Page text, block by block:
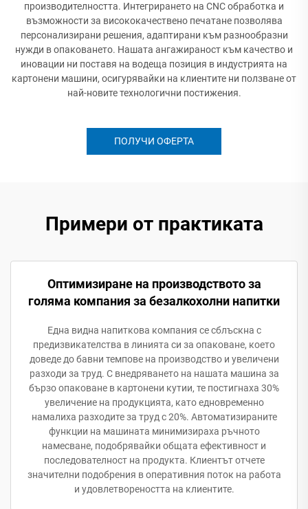
производителността. Интегрирането на CNC обработка и
възможности за висококачествено печатане позволява
персонализирани решения, адаптирани към разнообразни
нужди в опаковането. Нашата ангажираност към качество и
иновации ни поставя на водеща позиция в индустрията на
картонени машини, осигурявайки на клиентите ни ползване от
най-новите технологични постижения.
ПОЛУЧИ ОФЕРТА
Примери от практиката
Оптимизиране на производството за
голяма компания за безалкохолни напитки
Една видна напиткова компания се сблъскна с
предизвикателства в линията си за опаковане, което
доведе до бавни темпове на производство и увеличени
разходи за труд. С внедряването на нашата машина за
бързо опаковане в картонени кутии, те постигнаха 30%
увеличение на продукцията, като едновременно
намалиха разходите за труд с 20%. Автоматизираните
функции на машината минимизираха ръчното
намесване, подобрявайки общата ефективност и
последователност на продукта. Клиентът отчете
значителни подобрения в оперативния поток на работа
и удовлетвореността на клиентите.